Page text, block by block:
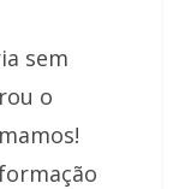
sem
o